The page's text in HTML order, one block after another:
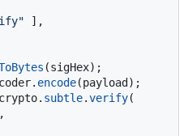
],
(sigHex);
encode(payload);
subtle.verify(
,